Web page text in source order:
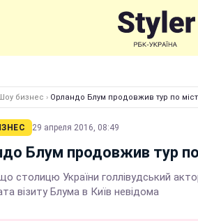
бизнес › Орландо Блум продовжив тур по
29 апреля 2016, 08:49
Блум продовжив тур
столицю України голлівудський
візиту Блума в Київ невідома